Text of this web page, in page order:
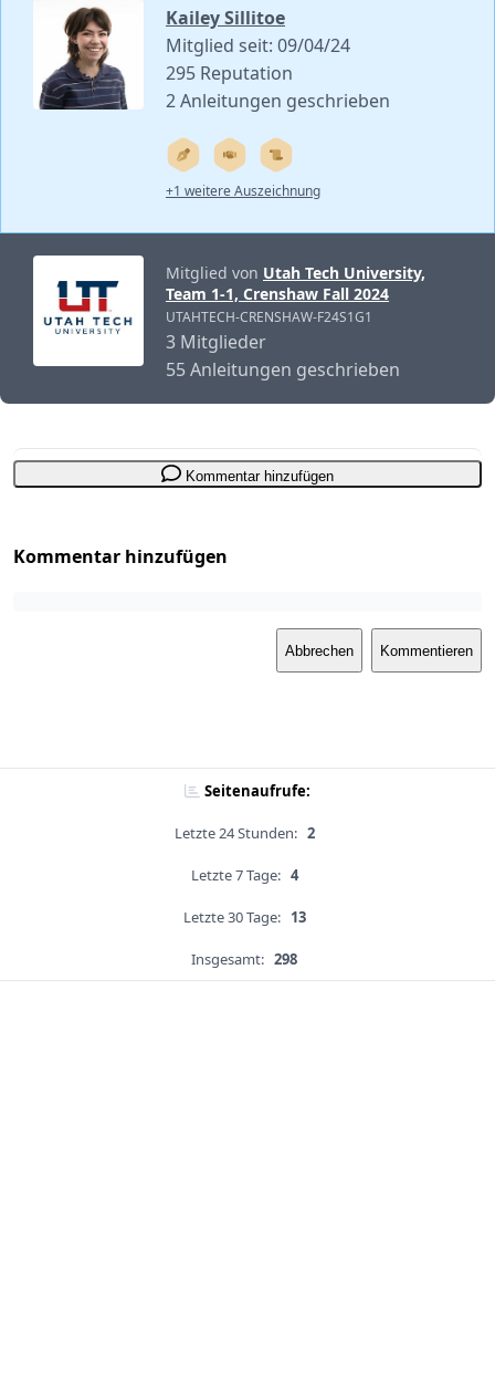
Kailey Sillitoe
Mitglied seit: 09/04/24
295 Reputation
2 Anleitungen geschrieben
+1 weitere Auszeichnung
Mitglied von Utah Tech University,
Team 1-1, Crenshaw Fall 2024
UTAHTECH-CRENSHAW-F24S1G1
3 Mitglieder
55 Anleitungen geschrieben
Kommentar hinzufügen
Kommentar hinzufügen
Abbrechen Kommentieren
Seitenaufrufe:
Letzte 24 Stunden: 2
Letzte 7 Tage: 4
Letzte 30 Tage: 13
Insgesamt: 298